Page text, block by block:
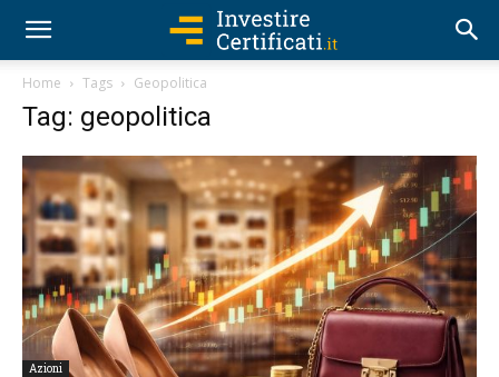
Home Tags Geopolitica
Tag: geopolitica
Azioni